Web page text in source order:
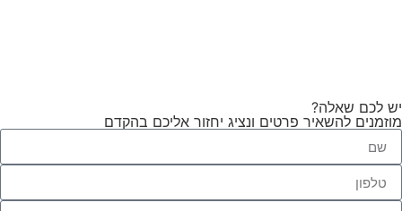
יש לכם שאלה?
מוזמנים להשאיר פרטים ונציג יחזור אליכם בהקדם